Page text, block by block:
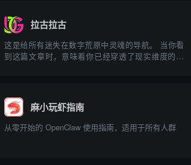
拉古拉古
这是给所有迷失在数字荒原中灵魂的导航。 当你看
到这篇文章时，意味着你已经穿透了现实维度的薄
麻小玩虾指南
从零开始的 OpenClaw 使用指南，适用于所有人群